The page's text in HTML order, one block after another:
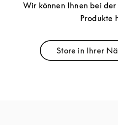
Wir können Ihnen bei
Produkte
Store in Ihrer